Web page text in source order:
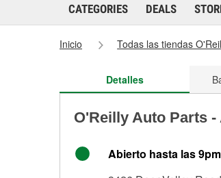
CATEGORIES DEALS
Inicio Todas las tiendas
Detalles
O'Reilly Auto Parts -
Abierto hasta las